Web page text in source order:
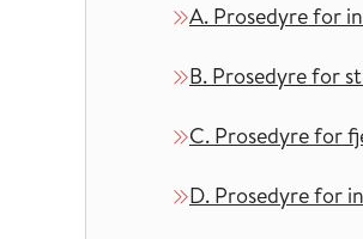
A. Prosedyre for
B. Prosedyre for
C. Prosedyre for
D. Prosedyre for